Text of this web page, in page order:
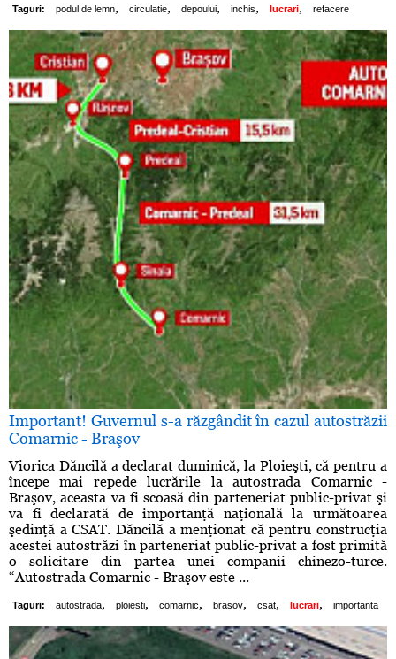
Taguri: podul de lemn, circulatie, depoului, inchis, lucrari, refacere
Important! Guvernul s-a răzgândit în cazul autostrăzii
Comarnic - Braşov
Viorica Dăncilă a declarat duminică, la Ploieşti, că pentru a
începe mai repede lucrările la autostrada Comarnic -
Braşov, aceasta va fi scoasă din parteneriat public-privat şi
va fi declarată de importanţă naţională la următoarea
şedinţă a CSAT. Dăncilă a menţionat că pentru construcţia
acestei autostrăzi în parteneriat public-privat a fost primită
o solicitare din partea unei companii chinezo-turce.
“Autostrada Comarnic - Braşov este ...
Taguri: autostrada, ploiesti, comarnic, brasov, csat, lucrari, importanta